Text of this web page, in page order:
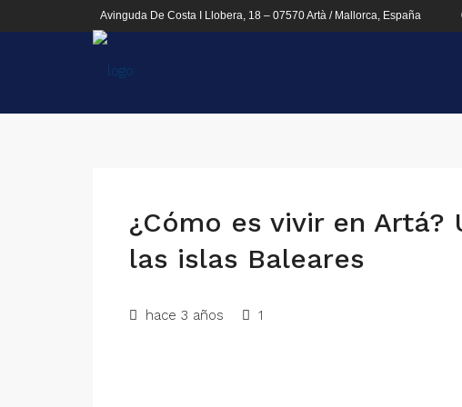
Avinguda De Costa I Llobera, 18 – 07570 Artà / Mallorca, España
¿Cómo es vivir en Artá?
las islas Baleares
hace 3 años 1